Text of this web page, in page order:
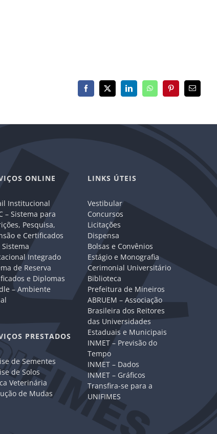
Facebook
X LinkedInWhatsAppPinterest
E-
mail
ONLINE
Institucional
– Sistema para
Pesquisa,
e Certificados
Sistema
Integrado
de Reserva
e Diplomas
– Ambiente
PRESTADOS
de Sementes
de Solos
Veterinária
de Mudas
LINKS ÚTEIS
Vestibular
Concursos
Licitações
Dispensa
Bolsas e Convênios
Estágio e Monografia
Cerimonial Universitário
Biblioteca
Prefeitura de Mineiros
ABRUEM – Associação
Brasileira dos Reitores
das Universidades
Estaduais e Municipais
INMET – Previsão do
Tempo
INMET – Dados
INMET – Gráficos
Transfira-se para a
UNIFIMES